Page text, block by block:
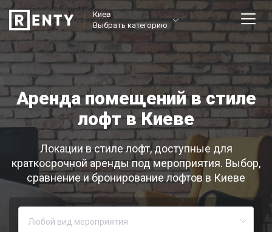
Киев
Выбрать категорию
Аренда помещений в стиле
лофт в Киеве
Локации в стиле лофт, доступные для
краткосрочной аренды под мероприятия. Выбор,
сравнение и бронирование лофтов в Киеве